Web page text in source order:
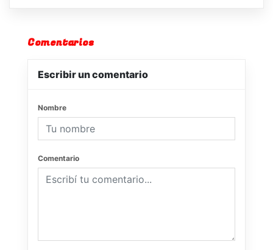
Comentarios
Escribir un comentario
Nombre
Comentario